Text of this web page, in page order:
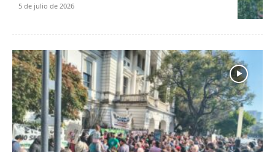
5 de julio de 2026